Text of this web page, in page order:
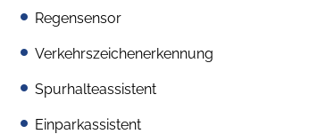
Regensensor
Verkehrszeichenerkennung
Spurhalteassistent
Einparkassistent